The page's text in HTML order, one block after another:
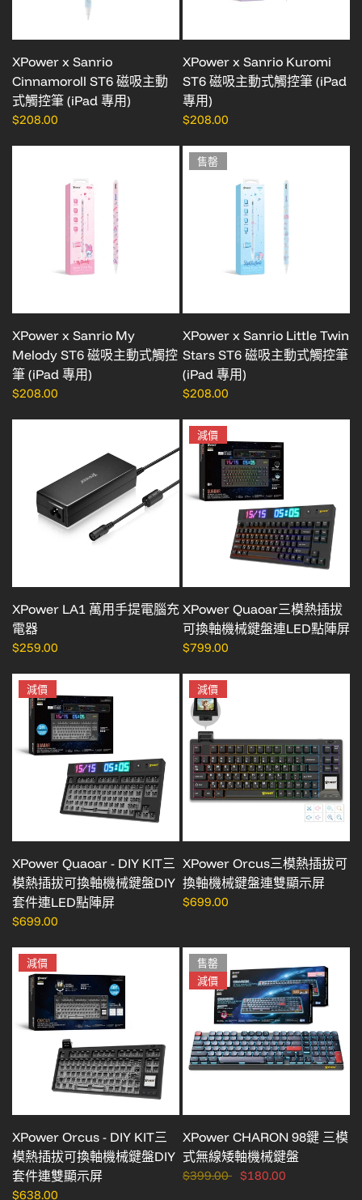
XPower x Sanrio
Cinnamoroll ST6 磁吸主動
式觸控筆 (iPad 專用)
$208.00
XPower x Sanrio Kuromi
ST6 磁吸主動式觸控筆 (iPad
專用)
$208.00
XPower x Sanrio My
Melody ST6 磁吸主動式觸控
筆 (iPad 專用)
$208.00
售罄
XPower x Sanrio Little Twin
Stars ST6 磁吸主動式觸控筆
(iPad 專用)
$208.00
XPower LA1 萬用手提電腦充
電器
$259.00
減價
XPower Quaoar三模熱插拔
可換軸機械鍵盤連LED點陣屏
$799.00
減價
XPower Quaoar - DIY KIT三
模熱插拔可換軸機械鍵盤DIY
套件連LED點陣屏
$699.00
減價
XPower Orcus三模熱插拔可
換軸機械鍵盤連雙顯示屏
$699.00
減價
XPower Orcus - DIY KIT三
模熱插拔可換軸機械鍵盤DIY
套件連雙顯示屏
$638.00
售罄
減價
XPower CHARON 98鍵 三模
式無線矮軸機械鍵盤
$399.00 $180.00